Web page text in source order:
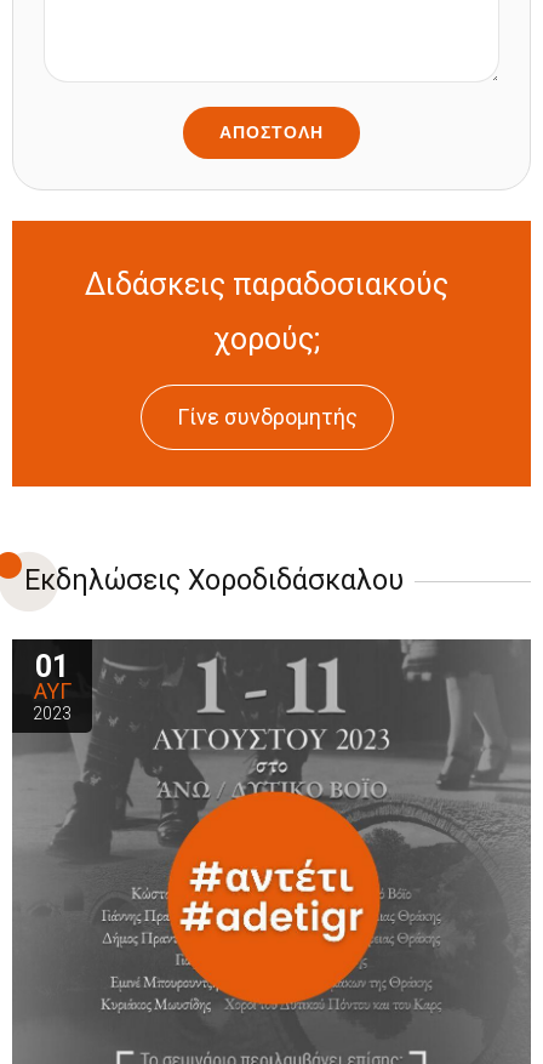
Διδάσκεις παραδοσιακούς
χορούς;
Γίνε συνδρομητής
Εκδηλώσεις Χοροδιδάσκαλου
01
ΑΥΓ
2023